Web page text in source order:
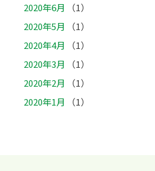
2020年6月
（1）
2020年5月
（1）
2020年4月
（1）
2020年3月
（1）
2020年2月
（1）
2020年1月
（1）